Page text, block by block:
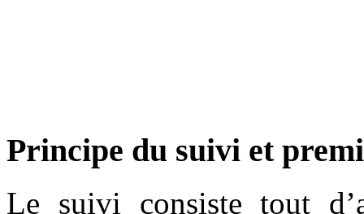
Principe du suivi et
Le suivi consiste tout